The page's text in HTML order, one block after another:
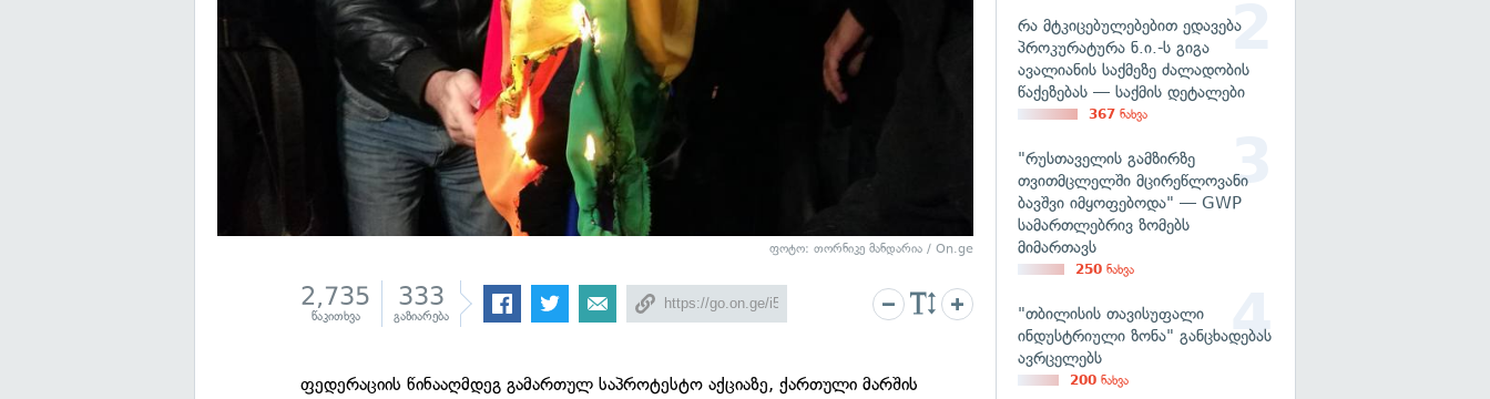
ფოტო: თორნიკე მანდარია / On.ge
2,735
წაკითხვა
333
გაზიარება
ფედერაციის წინააღმდეგ გამართულ საპროტესტო აქციაზე, ქართული მარშის
რა მტკიცებულებებით ედავება
პროკურატურა ნ.ი.-ს გიგა
ავალიანის საქმეზე ძალადობის
წაქეზებას — საქმის დეტალები
367 ნახვა
"რუსთაველის გამზირზე
თვითმცლელში მცირეწლოვანი
ბავშვი იმყოფებოდა" — GWP
სამართლებრივ ზომებს
მიმართავს
250 ნახვა
"თბილისის თავისუფალი
ინდუსტრიული ზონა" განცხადებას
ავრცელებს
200 ნახვა